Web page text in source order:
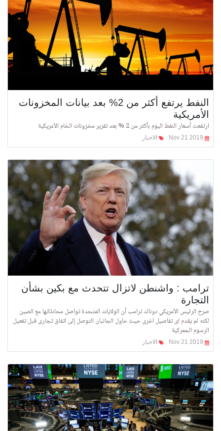
النفط يرتفع أكثر من 2% بعد بيانات المخزونات
الأمريكية
ارتفعت أسعار النفط اليوم بأكثر من 2 % بعد تقرير مخزونات الخام الأمريكية
الاخبار
ترامب : واشنطن لاتزال تتحدث مع بكين بشأن
التجارة
صرح الرئيس الأمريكي دونالد ترامب أن الولايات المتحدة تواصل محادثاتها مع الصين
لكنه لم يقدم اى تفاصيل اخرى حيث حاول الجانبان التوصل إلى اتفاق تجارى قبل تفعيل
الرسوم الجمركية
الاخبار